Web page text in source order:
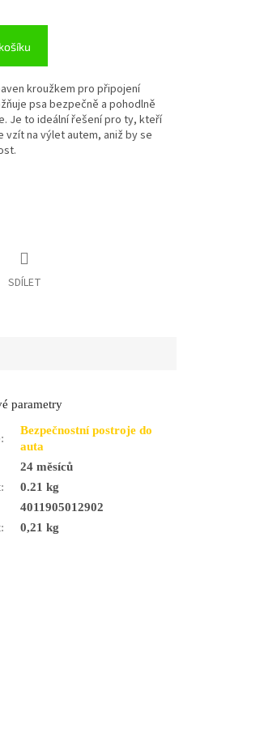
kroužkem pro připojení
psa bezpečně a pohodlně
Je to ideální řešení pro ty, kteří
na výlet autem, aniž by se
SDÍLET
parametry
:
Bezpečnostní postroje do
auta
24 měsíců
:
0.21 kg
4011905012902
: 0,21 kg